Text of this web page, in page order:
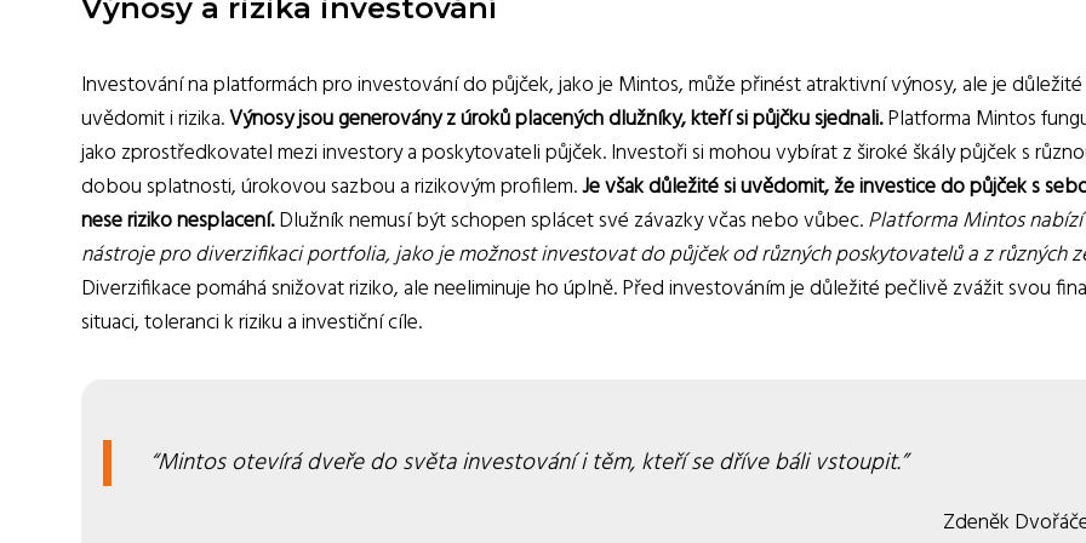
Výnosy a rizika investování
Investování na platformách pro investování do půjček, jako je Mintos, může přinést atraktivní výnosy, ale je důležité
uvědomit i rizika.Výnosy jsou generovány z úroků placených dlužníky, kteří si půjčku sjednali.Platforma Mintos
jako zprostředkovatel mezi investory a poskytovateli půjček. Investoři si mohou vybírat z široké škály půjček s
dobou splatnosti, úrokovou sazbou a rizikovým profilem.Je však důležité si uvědomit, že investice do půjček s
nese riziko nesplacení.Dlužník nemusí být schopen splácet své závazky včas nebo vůbec.Platforma Mintos nabízí
nástroje pro diverzifikaci portfolia, jako je možnost investovat do půjček od různých poskytovatelů a z různých
Diverzifikace pomáhá snižovat riziko, ale neeliminuje ho úplně. Před investováním je důležité pečlivě zvážit svou
situaci, toleranci k riziku a investiční cíle.
Mintos otevírá dveře do světa investování i těm, kteří se dříve báli vstoupit.
Zdeněk